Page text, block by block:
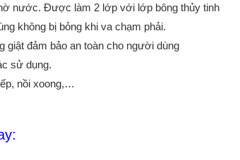
nước. Được làm 2 lớp với lớp bông thủy tinh
không bị bỏng khi va chạm phải.
giật đảm bảo an toàn cho người dùng
sử dụng.
nồi xoong,…